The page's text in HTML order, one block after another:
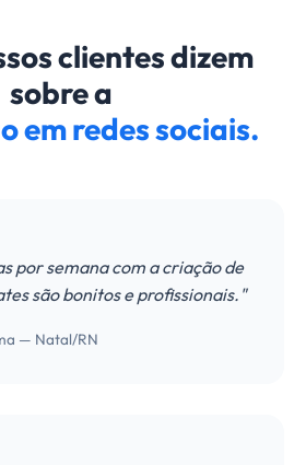
clientes dizem
sobre a
em redes sociais.
por semana com a criação de
são bonitos e profissionais."
— Natal/RN